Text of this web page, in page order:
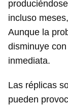
incluso
Aunque la
disminuye
inmediata.
Las réplicas
pueden